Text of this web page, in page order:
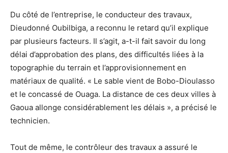
Du côté de l’entreprise, le conducteur des travaux,
Dieudonné Oubilbiga, a reconnu le retard qu’il explique
par plusieurs facteurs. Il s’agit, a-t-il fait savoir du long
délai d’approbation des plans, des difficultés liées à la
topographie du terrain et l’approvisionnement en
matériaux de qualité. « Le sable vient de Bobo-Dioulasso
et le concassé de Ouaga. La distance de ces deux villes à
Gaoua allonge considérablement les délais », a précisé le
technicien.
Tout de même, le contrôleur des travaux a assuré le